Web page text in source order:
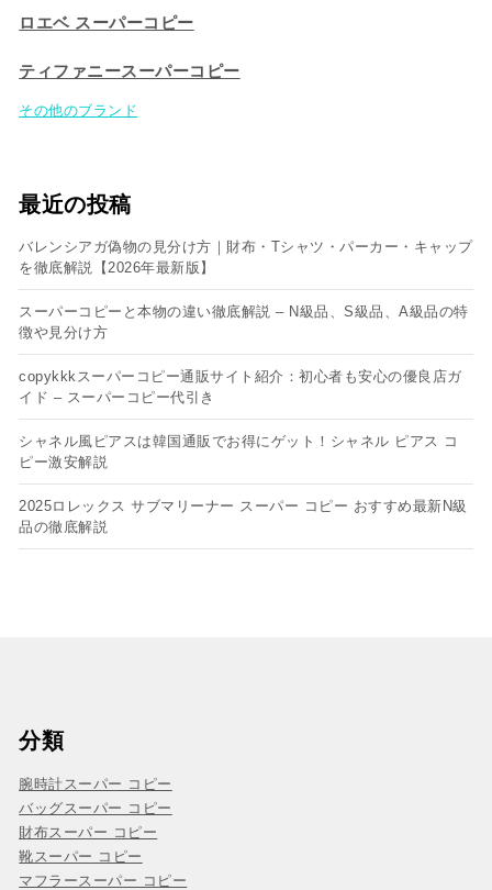
ロエベ スーパーコピー
ティファニースーパーコピー
その他のブランド
最近の投稿
バレンシアガ偽物の見分け方｜財布・Tシャツ・パーカー・キャップ
を徹底解説【2026年最新版】
スーパーコピーと本物の違い徹底解説 – N級品、S級品、A級品の特
徴や見分け方
copykkkスーパーコピー通販サイト紹介：初心者も安心の優良店ガ
イド – スーパーコピー代引き
シャネル風ピアスは韓国通販でお得にゲット！シャネル ピアス コ
ピー​激安解説
2025ロレックス サブマリーナー スーパー コピー おすすめ最新N級
品の徹底解説
分類
腕時計スーパー コピー
バッグスーパー コピー
財布スーパー コピー
靴スーパー コピー
マフラースーパー コピー